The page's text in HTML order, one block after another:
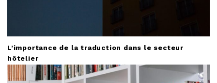
L’importance de la traduction dans le secteur
hôtelier